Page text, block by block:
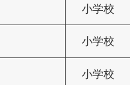
小学校
小学校
小学校